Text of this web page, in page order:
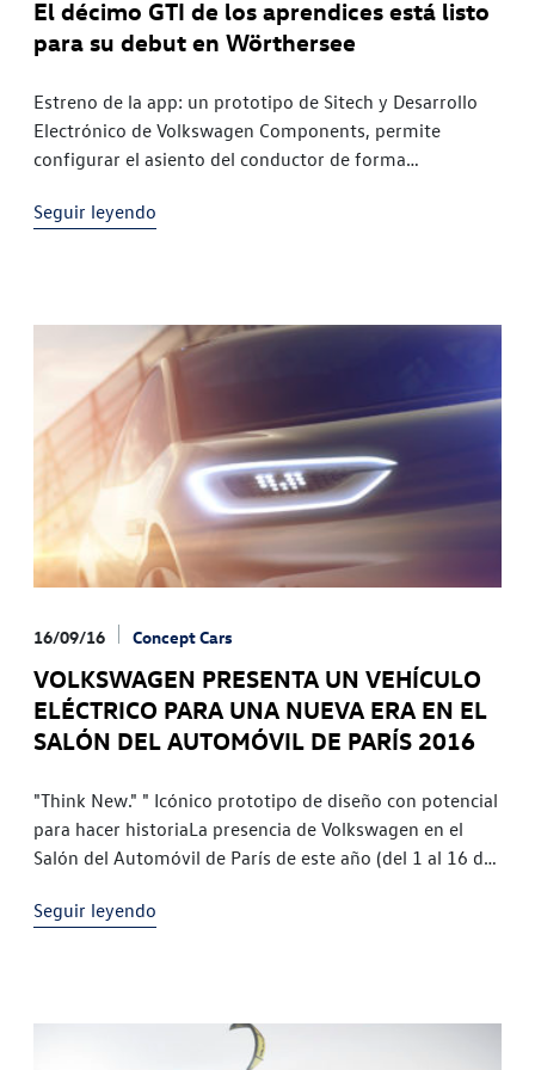
El décimo GTI de los aprendices está listo
para su debut en Wörthersee
Estreno de la app: un prototipo de Sitech y Desarrollo
Electrónico de Volkswagen Components, permite
configurar el asiento del conductor de forma
en AustriaPlanta de Volkswagen de Wolfsburg,
Seguir leyendo
16/09/16 Concept Cars
VOLKSWAGEN PRESENTA UN VEHÍCULO
ELÉCTRICO PARA UNA NUEVA ERA EN EL
SALÓN DEL AUTOMÓVIL DE PARÍS 2016
"Think New." " Icónico prototipo de diseño con potencial
para hacer historiaLa presencia de Volkswagen en el
Salón del Automóvil de París de este año (del 1 al 16 de
Seguir leyendo